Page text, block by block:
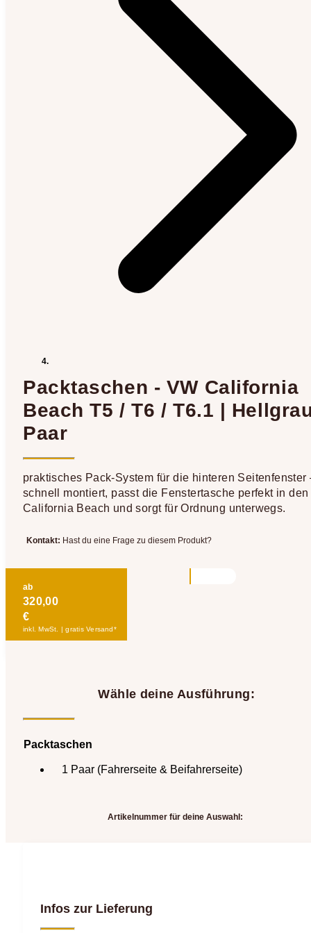
Packtaschen - VW California
Beach T5 / T6 / T6.1 |
Paar
praktisches Pack-System für die hinteren Seitenfenster
schnell montiert, passt die Fenstertasche perfekt in den
California Beach und sorgt für Ordnung unterwegs.
Kontakt: Hast du eine Frage zu diesem Produkt?
ab
320,00
€
inkl. MwSt. | gratis Versand*
Wähle deine Ausführung:
Packtaschen
1 Paar (Fahrerseite & Beifahrerseite)
Artikelnummer für deine Auswahl:
Infos zur Lieferung